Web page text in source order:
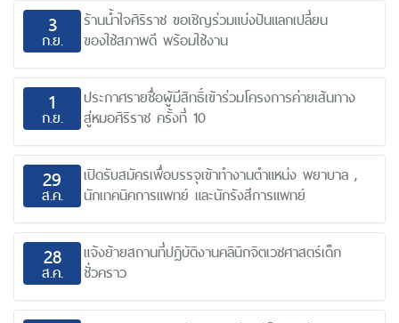
3
ก.ย.
ร้านน้ำใจศิริราช ขอเชิญร่วมแบ่งปันแลกเปลี่ยน
ของใช้สภาพดี พร้อมใช้งาน
1
ก.ย.
ประกาศรายชื่อผู้มีสิทธิ์เข้าร่วมโครงการค่ายเส้นทาง
สู่หมอศิริราช ครั้งที่ 10
29
ส.ค.
เปิดรับสมัครเพื่อบรรจุเข้าทำงานตำแหน่ง พยาบาล ,
นักเทคนิคการแพทย์ และนักรังสีการแพทย์
28
ส.ค.
แจ้งย้ายสถานที่ปฏิบัติงานคลินิกจิตเวชศาสตร์เด็ก
ชั่วคราว